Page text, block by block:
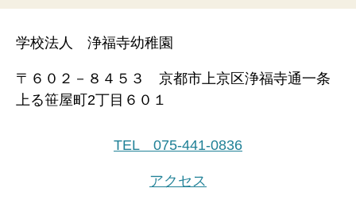
学校法人 浄福寺幼稚園
〒６０２－８４５３ 京都市上京区浄福寺通一条
上る笹屋町2丁目６０１
TEL 075-441-0836
アクセス